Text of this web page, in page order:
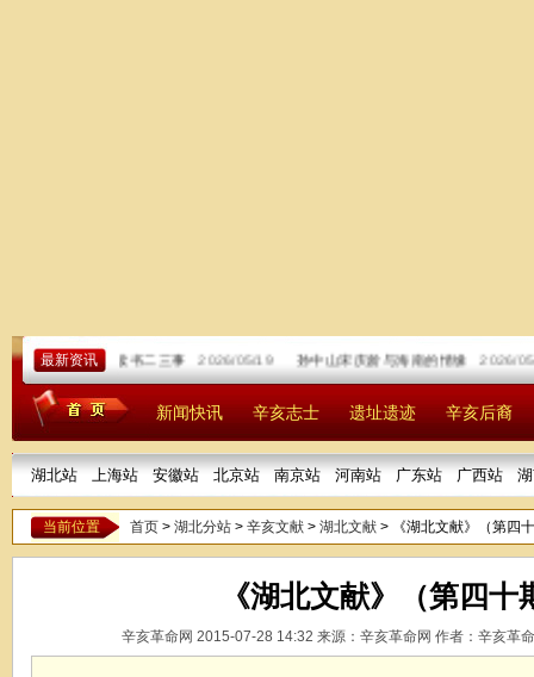
最新资讯
廖仲恺读书二三事 2026/05/19 孙中山宋庆龄与海南的情缘 2026/05/
新闻快讯 辛亥志士 遗址遗迹 辛亥后裔
湖北站 上海站 安徽站 北京站 南京站 河南站 广东站 广西站
当前位置 首页 > 湖北分站 > 辛亥文献 > 湖北文献 > 《湖北文献》（第四
《湖北文献》（第四十
辛亥革命网 2015-07-28 14:32 来源：辛亥革命网 作者：辛亥革